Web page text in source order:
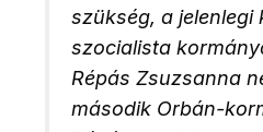
szükség, a jelenlegi
szocialista
Répás Zsuzsanna
második Orbán-